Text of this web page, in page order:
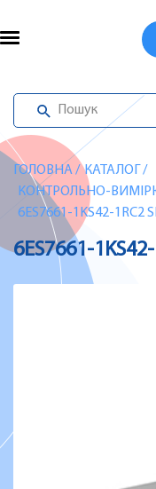
ГОЛОВНА/ КАТАЛОГ /
КОНТРОЛЬНО-
6ES7661-1KS42-1RC2
6ES7661-